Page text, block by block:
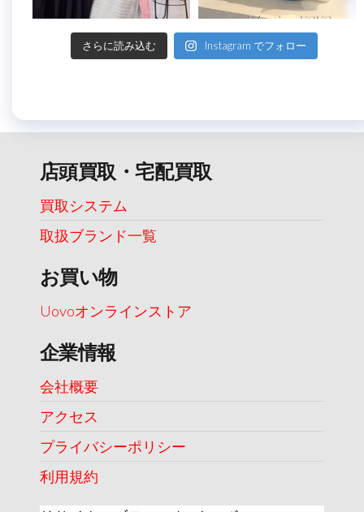
さらに読み込む Instagram でフォロー
店頭買取・宅配買取
買取システム
取扱ブランド一覧
お買い物
Uovoオンラインストア
企業情報
会社概要
アクセス
プライバシーポリシー
利用規約